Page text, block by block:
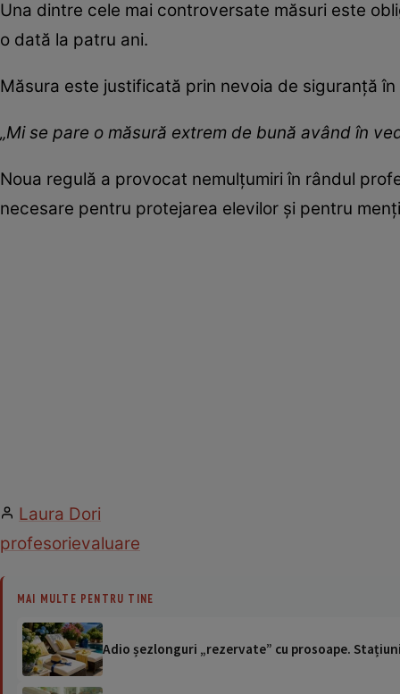
Una dintre cele mai controversate măsuri este
o dată la patru ani.
Măsura este justificată prin nevoia de siguranță
„Mi se pare o măsură extrem de bună având în
Noua regulă a provocat nemulțumiri în rândul
necesare pentru protejarea elevilor și pentru
Laura Dori
profesorievaluare
MAI MULTE PENTRU TINE
Adio șezlonguri „rezervate” cu prosoape.